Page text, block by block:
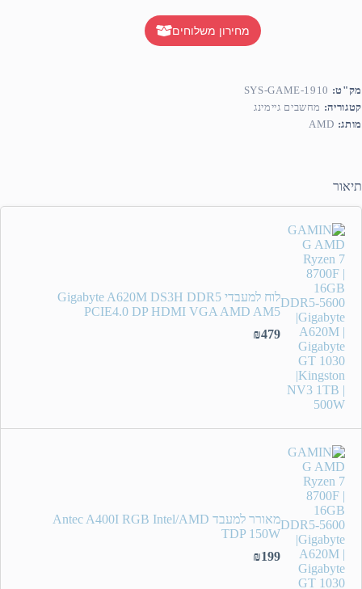
מחירון משלוחים
מק"ט: SYS-GAME-1910
קטגוריה: מחשבים גיימינג
מותג: AMD
תיאור
לוח למעבדי Gigabyte A620M DS3H DDR5
PCIE4.0 DP HDMI VGA AMD AM5
₪479
מאורר למעבד Antec A400I RGB Intel/AMD
TDP 150W
₪199